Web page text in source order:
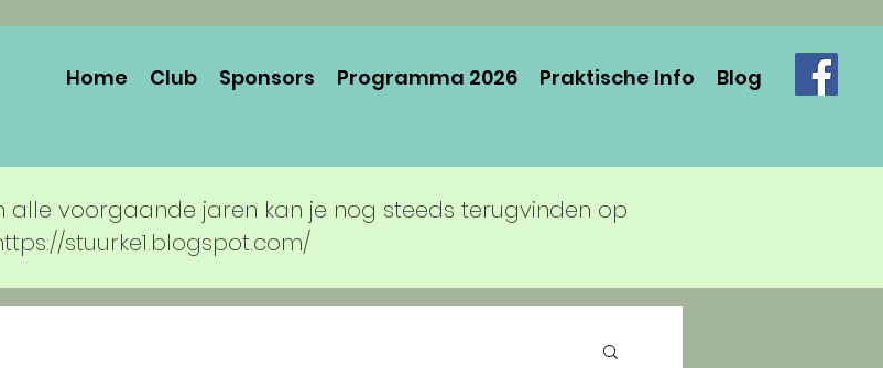
Home Club Sponsors Programma 2026 Praktische Info Blog
voorgaande jaren kan je nog steeds terugvinden op
stuurke1.blogspot.com/